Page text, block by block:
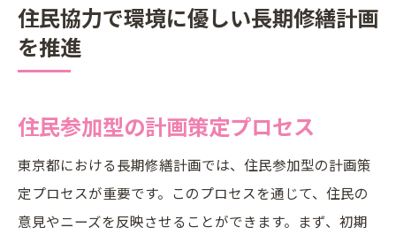
住民協力で環境に優しい長期修繕計画
を推進
住民参加型の計画策定プロセス
東京都における長期修繕計画では、住民参加型の計画策
定プロセスが重要です。このプロセスを通じて、住民の
意見やニーズを反映させることができます。まず、初期